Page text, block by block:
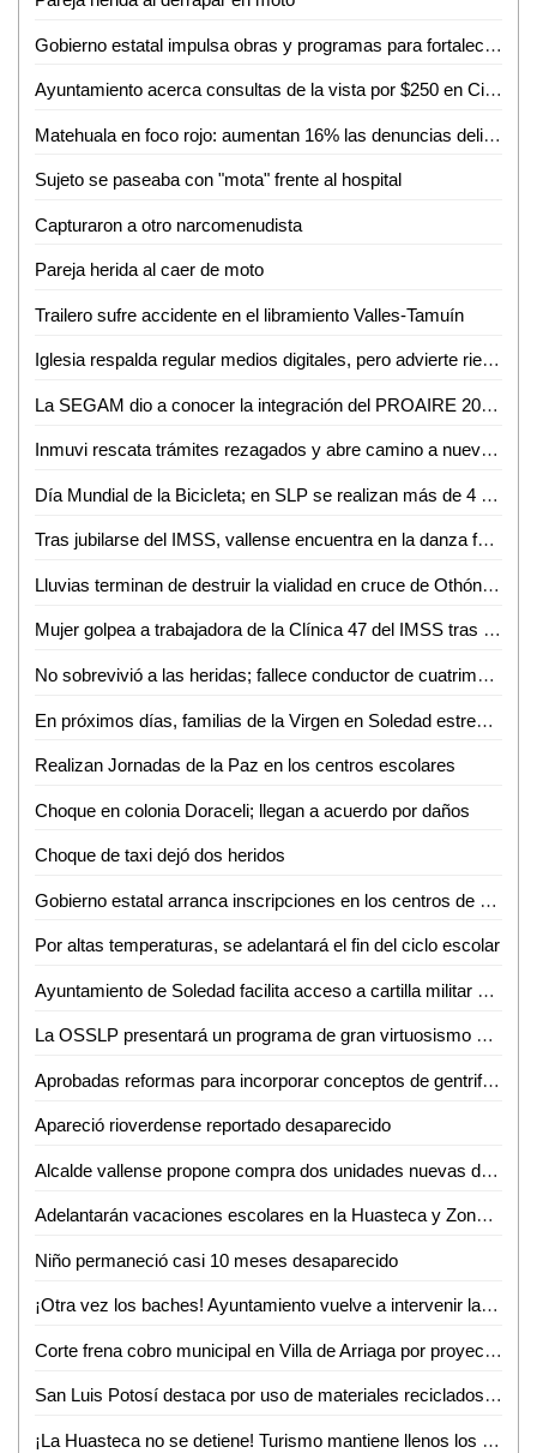
Gobierno estatal impulsa obras y programas para fortalecer el acceso al agua
Ayuntamiento acerca consultas de la vista por $250 en Ciudad Valles
Matehuala en foco rojo: aumentan 16% las denuncias delictivas en un año
Sujeto se paseaba con "mota" frente al hospital
Capturaron a otro narcomenudista
Pareja herida al caer de moto
Trailero sufre accidente en el libramiento Valles-Tamuín
Iglesia respalda regular medios digitales, pero advierte riesgo de caer en el autoritarismo
La SEGAM dio a conocer la integración del PROAIRE 2026-2036 para fortalecer la calidad del aire en la zona metropolitana
Inmuvi rescata trámites rezagados y abre camino a nuevas escrituraciones en Ciudad Valles
Día Mundial de la Bicicleta; en SLP se realizan más de 4 mil 500 viajes diarios
Tras jubilarse del IMSS, vallense encuentra en la danza folclórica una nueva forma de vida
Lluvias terminan de destruir la vialidad en cruce de Othón y Vicente C. Salazar
Mujer golpea a trabajadora de la Clínica 47 del IMSS tras discusión por consulta médica
No sobrevivió a las heridas; fallece conductor de cuatrimoto accidentado en Aquismón
En próximos días, familias de la Virgen en Soledad estrenarán consultorio, purificadora y parque urbano
Realizan Jornadas de la Paz en los centros escolares
Choque en colonia Doraceli; llegan a acuerdo por daños
Choque de taxi dejó dos heridos
Gobierno estatal arranca inscripciones en los centros de desarrollo infantil
Por altas temperaturas, se adelantará el fin del ciclo escolar
Ayuntamiento de Soledad facilita acceso a cartilla militar con jornadas en planteles educativos
La OSSLP presentará un programa de gran virtuosismo y tradición musical en el teatro de la paz
Aprobadas reformas para incorporar conceptos de gentrificación y vivienda asequible
Apareció rioverdense reportado desaparecido
Alcalde vallense propone compra dos unidades nuevas de recolección de basura
Adelantarán vacaciones escolares en la Huasteca y Zona Media por altas temperaturas
Niño permaneció casi 10 meses desaparecido
¡Otra vez los baches! Ayuntamiento vuelve a intervenir la avenida Ejército Mexicano
Corte frena cobro municipal en Villa de Arriaga por proyectos federales
San Luis Potosí destaca por uso de materiales reciclados en procesos productivos: INEGI
¡La Huasteca no se detiene! Turismo mantiene llenos los parajes y alista otro verano inolvidable